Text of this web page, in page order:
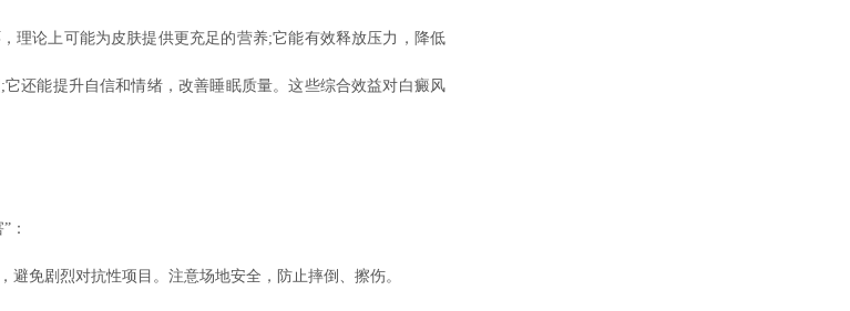
论上可能为皮肤提供更充足的营养;它能有效释放压力，降低
还能提升自信和情绪，改善睡眠质量。这些综合效益对白癜风
：
免剧烈对抗性项目。注意场地安全，防止摔倒、擦伤。